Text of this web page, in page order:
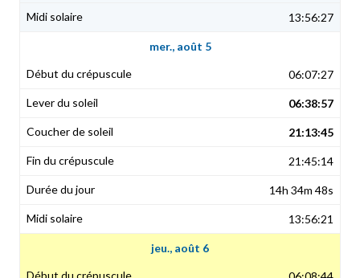
13:56:27
mer., août 5
06:07:27
06:38:57
21:13:45
21:45:14
14h 34m 48s
13:56:21
jeu., août 6